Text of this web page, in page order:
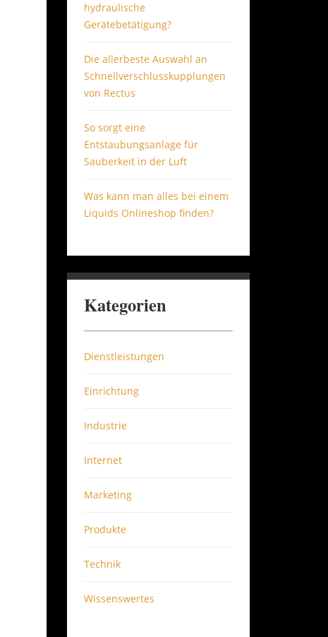
hydraulische
Gerätebetätigung?
Die allerbeste Auswahl an
Schnellverschlusskupplungen
von Rectus
So sorgt eine
Entstaubungsanlage für
Sauberkeit in der Luft
Was kann man alles bei einem
Liquids Onlineshop finden?
Kategorien
Dienstleistungen
Einrichtung
Industrie
Internet
Marketing
Produkte
Technik
Wissenswertes